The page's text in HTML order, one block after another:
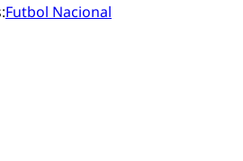
Futbol Nacional